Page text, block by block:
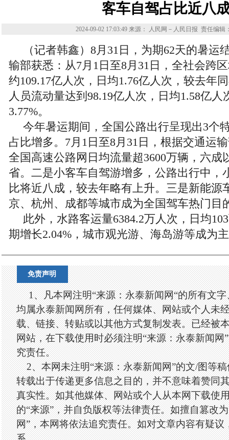
客车自驾占比近八
2024-09-02 17:03:49 来源： 人民网－人民日报 责任编辑
（记者韩鑫）8月31日，为期62天的暑运
输部获悉：从7月1日至8月31日，全社会跨
约109.17亿人次，日均1.76亿人次，较去年
人员流动量达到98.19亿人次，日均1.58亿
3.77%。
今年暑运期间，全国公路出行呈现出3个
占比增多。7月1日至8月31日，根据交通运
全国高速公路网日均流量超3600万辆，六成
省。二是小客车自驾游增多，公路出行中，
比将近八成，较去年略有上升。三是新能源
京、杭州、成都等城市成为全国驾车热门目
此外，水路客运量6384.2万人次，日均
期增长2.04%，城市观光游、海岛游等成为
免责声明
1、凡本网注明“来源：永泰新闻网“的所有文
均属永泰新闻网所有，任何媒体、网站或个人未
载、链接、转贴或以其他方式复制发表。已经被
网站，在下载使用时必须注明“来源：永泰新闻网
究责任。
2、本网未注明“来源：永泰新闻网”的文/图等稿
转载出于传递更多信息之目的，并不意味着赞同
真实性。如其他媒体、网站或个人从本网下载使
的“来源”，并自负版权等法律责任。如擅自篡改
网”，本网将依法追究责任。如对文章内容有疑议